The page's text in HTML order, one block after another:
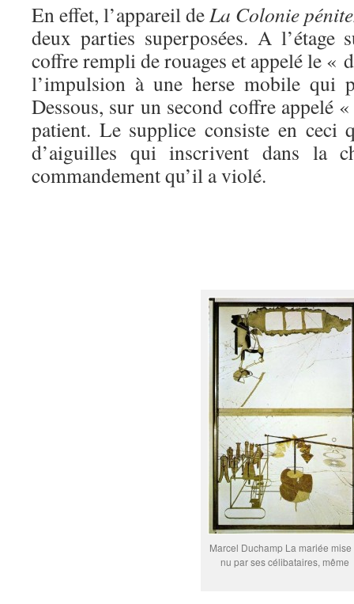
En effet, l’appareil deLa Colonie
deux parties superposées. A l’étage
coffre rempli de rouages et appelé le «
l’impulsion à une herse mobile qui
Dessous, sur un second coffre
patient. Le supplice consiste en ceci
d’aiguilles qui inscrivent dans la
commandement qu’il a violé.
Marcel Duchamp La mariée mise
nu par ses célibataires, même